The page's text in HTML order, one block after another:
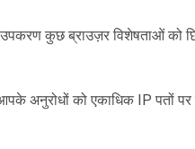
कुछ ब्राउज़र विशेषताओं को
अनुरोधों को एकाधिक IP पतों पर